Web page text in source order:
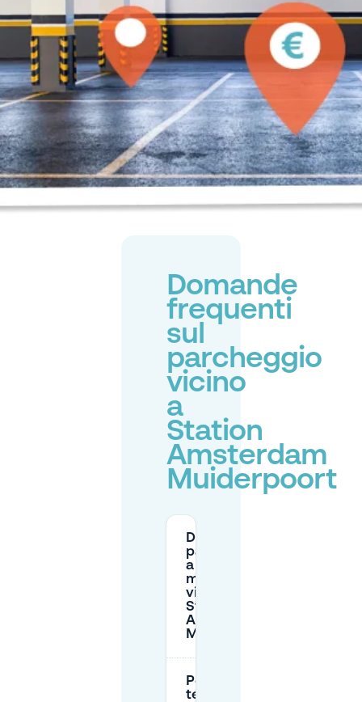
Domande
frequenti
sul
parcheggio
vicino
a
Station
Amsterdam
Muiderpoort
Dove posso
parcheggiare
a buon
mercato
vicino alla
Stazione
Amsterdam
Muiderpoort?
Per quanto
tempo si può